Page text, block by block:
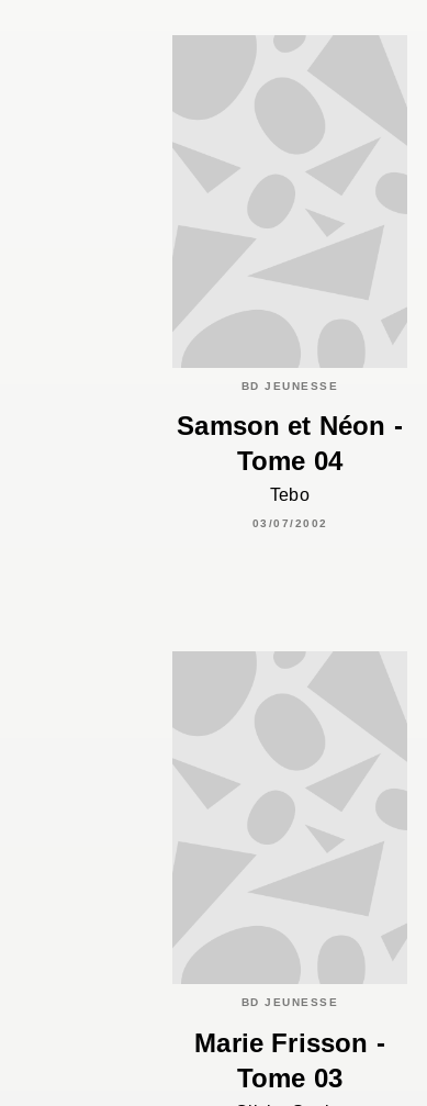
BD JEUNESSE
Samson et Néon -
Tome 04
Tebo
03/07/2002
BD JEUNESSE
Marie Frisson -
Tome 03